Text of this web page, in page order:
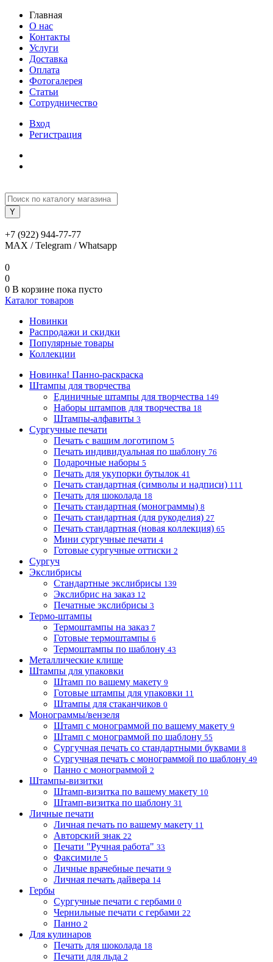
Главная
О нас
Контакты
Услуги
Доставка
Оплата
Фотогалерея
Статьи
Сотрудничество
Вход
Регистрация
+7 (922) 944-77-77
MAX / Telegram / Whatsapp
0
0
0 В корзине пока пусто
Каталог товаров
Новинки
Распродажи и скидки
Популярные товары
Коллекции
Новинка! Панно-раскраска
Штампы для творчества
Единичные штампы для творчества 149
Наборы штампов для творчества 18
Штампы-алфавиты 3
Сургучные печати
Печать с вашим логотипом 5
Печать индивидуальная по шаблону 76
Подарочные наборы 5
Печать для укупорки бутылок 41
Печать стандартная (символы и надписи) 111
Печать для шоколада 18
Печать стандартная (монограммы) 8
Печать стандартная (для рукоделия) 27
Печать стандартная (новая коллекция) 65
Мини сургучные печати 4
Готовые сургучные оттиски 2
Сургуч
Экслибрисы
Стандартные экслибрисы 139
Экслибрис на заказ 12
Печатные экслибрисы 3
Термо-штампы
Термоштампы на заказ 7
Готовые термоштампы 6
Термоштампы по шаблону 43
Металлические клише
Штампы для упаковки
Штамп по вашему макету 9
Готовые штампы для упаковки 11
Штампы для стаканчиков 0
Монограммы/вензеля
Штамп с монограммой по вашему макету 9
Штамп с монограммой по шаблону 55
Сургучная печать со стандартными буквами 8
Сургучная печать с монограммой по шаблону 49
Панно с монограммой 2
Штампы-визитки
Штамп-визитка по вашему макету 10
Штамп-визитка по шаблону 31
Личные печати
Личная печать по вашему макету 11
Авторский знак 22
Печати "Ручная работа" 33
Факсимиле 5
Личные врачебные печати 9
Личная печать дайвера 14
Гербы
Сургучные печати с гербами 0
Чернильные печати с гербами 22
Панно 2
Для кулинаров
Печать для шоколада 18
Печати для льда 2